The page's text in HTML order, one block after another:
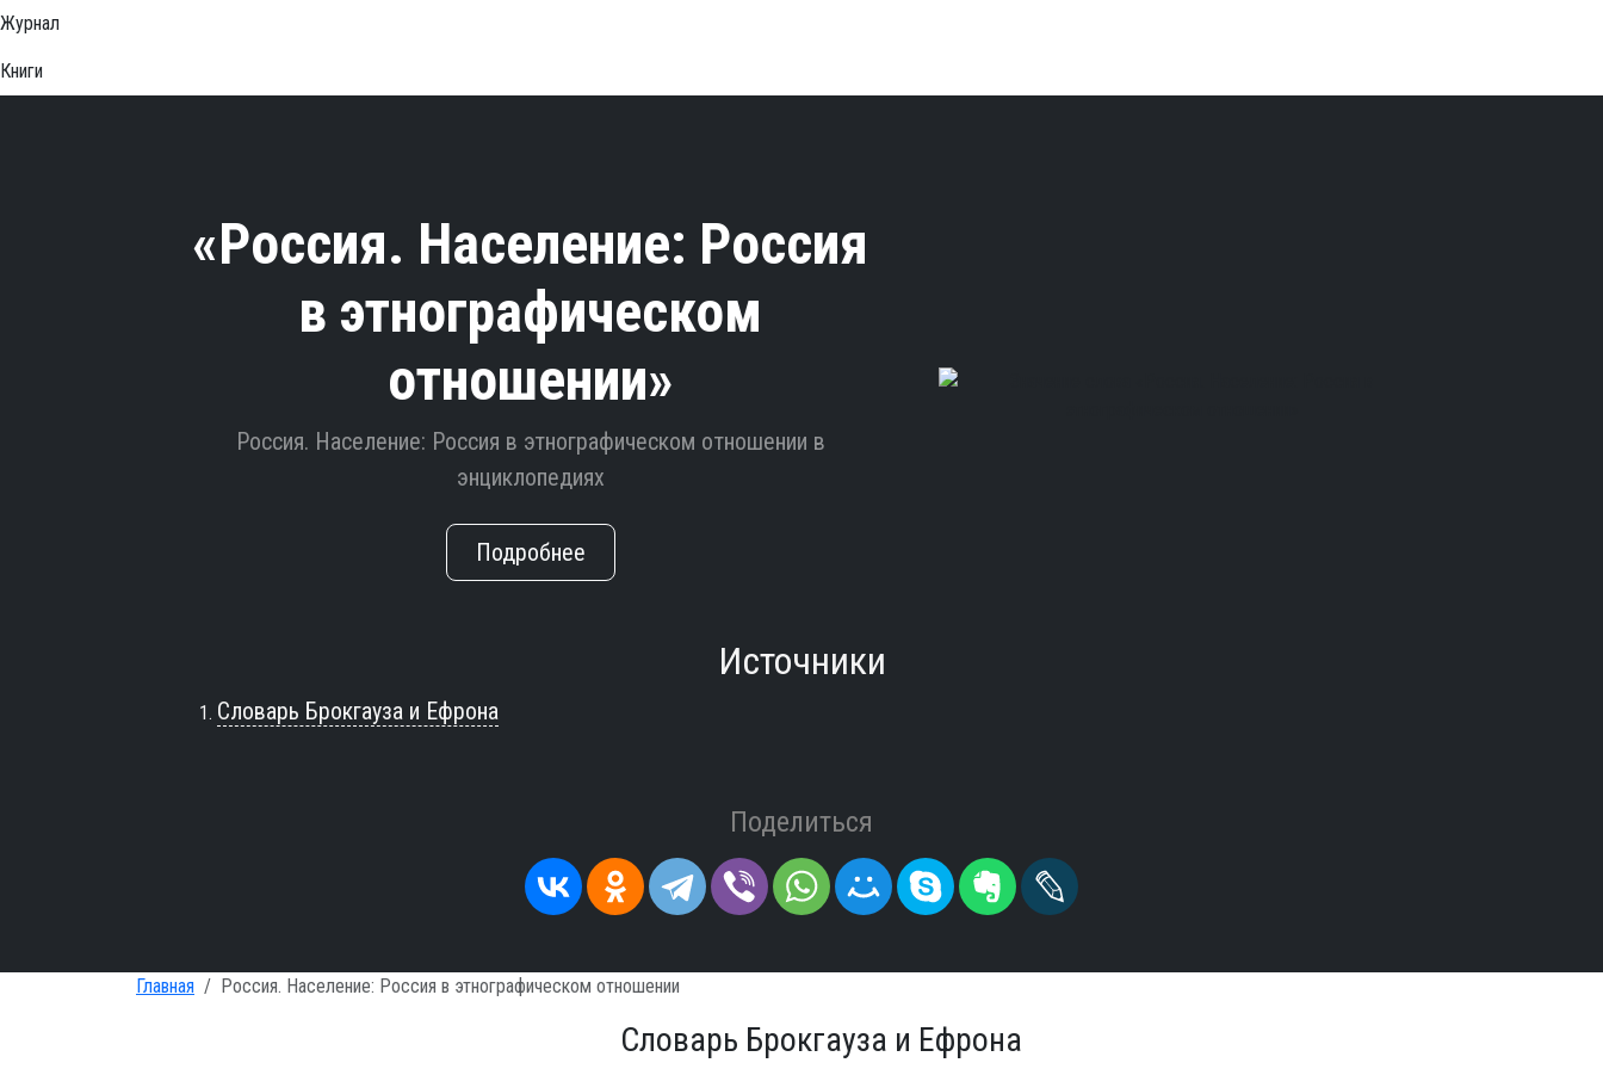
Журнал
Книги
«Россия. Население: Россия
в этнографическом
отношении»
Россия. Население: Россия в этнографическом отношении в
энциклопедиях
Подробнее
Источники
Словарь Брокгауза и Ефрона
Поделиться
Главная Россия. Население: Россия в этнографическом отношении
Словарь Брокгауза и Ефрона